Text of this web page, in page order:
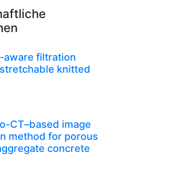
aware filtration
knitted
CT–based image
method for porous
concrete